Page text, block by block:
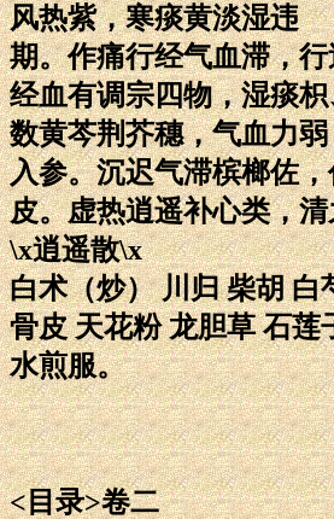
风热紫，寒痰黄淡湿违
期。作痛行经气血滞，
经血有调宗四物，湿痰
数黄芩荆芥穗，气血力弱
入参。沉迟气滞槟榔佐
皮。虚热逍遥补心类，
\x逍遥散\x
白术（炒） 川归 柴胡 白
骨皮 天花粉 龙胆草 石莲
水煎服。
<目录>卷二